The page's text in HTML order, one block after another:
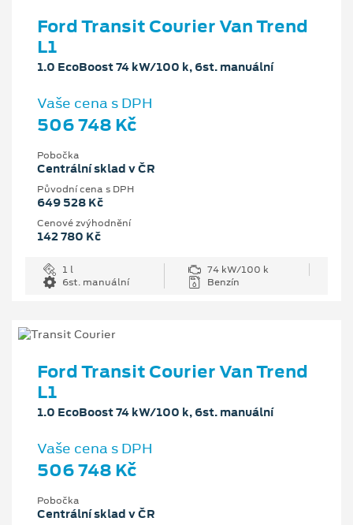
Ford Transit Courier Van Trend
L1
1.0 EcoBoost 74 kW/100 k, 6st. manuální
Vaše cena s DPH
506 748 Kč
Pobočka
Centrální sklad v ČR
Původní cena s DPH
649 528 Kč
Cenové zvýhodnění
142 780 Kč
1 l
74 kW/100 k
6st. manuální
Benzín
Ford Transit Courier Van Trend
L1
1.0 EcoBoost 74 kW/100 k, 6st. manuální
Vaše cena s DPH
506 748 Kč
Pobočka
Centrální sklad v ČR